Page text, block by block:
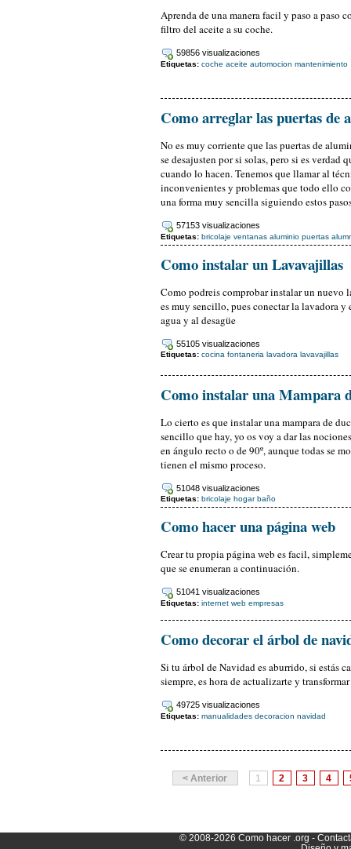
Aprenda de una manera facil y paso a paso
filtro del aceite a su coche.
59856 visualizaciones
Etiquetas: coche aceite automocion mantenimiento
Como arreglar las puertas de
No es muy corriente que las puertas de
se desajusten por si solas, pero si es verdad
cuando lo hacen. Tenemos que llamar al
inconvenientes y problemas que todo ello
una forma muy sencilla siguiendo estos
57153 visualizaciones
Etiquetas: bricolaje ventanas aluminio puertas
Como instalar un Lavavajillas
Como podreis comprobar instalar un nuevo
es muy sencillo, pues conectar la lavadora
agua y al desagüe
55105 visualizaciones
Etiquetas: cocina fontaneria lavadora lavavajillas
Como instalar una Mampara
Lo cierto es que instalar una mampara de
sencillo que hay, yo os voy a dar las
en ángulo recto o de 90º, aunque todas se
tienen el mismo proceso.
51048 visualizaciones
Etiquetas: bricolaje hogar baño
Como hacer una página web
Crear tu propia página web es facil,
que se enumeran a continuación.
51041 visualizaciones
Etiquetas: internet web empresas
Como decorar el árbol de
Si tu árbol de Navidad es aburrido, si estás
siempre, es hora de actualizarte y
49725 visualizaciones
Etiquetas: manualidades decoracion navidad
< Anterior 1 2 3 4
© 2008-2026Como hacer .org -